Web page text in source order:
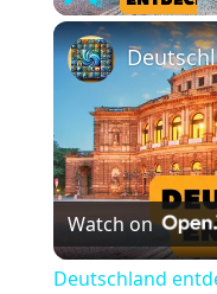
Unmute
Watch on
Deutschland